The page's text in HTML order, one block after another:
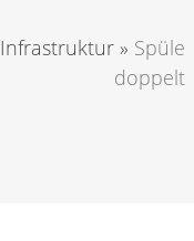
Infrastruktur » Spüle
doppelt